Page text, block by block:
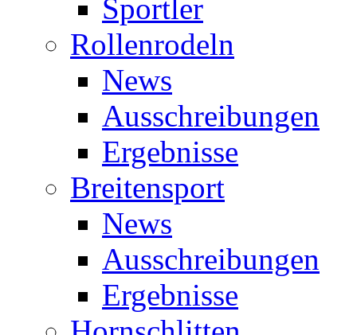
Sportler
Rollenrodeln
News
Ausschreibungen
Ergebnisse
Breitensport
News
Ausschreibungen
Ergebnisse